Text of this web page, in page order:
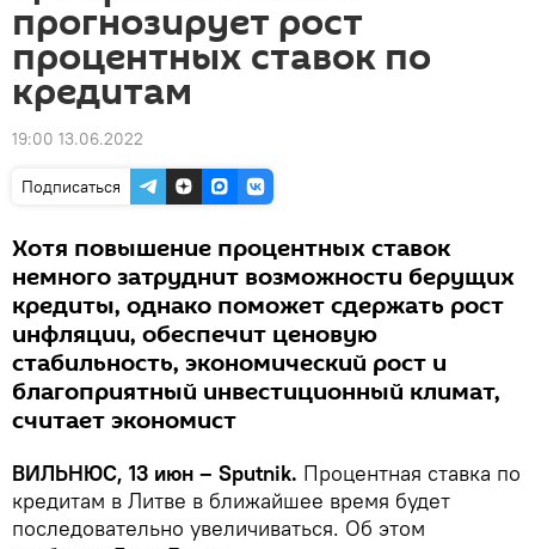
прогнозирует рост
процентных ставок по
кредитам
19:00 13.06.2022
Подписаться
Хотя повышение процентных ставок
немного затруднит возможности берущих
кредиты, однако поможет сдержать рост
инфляции, обеспечит ценовую
стабильность, экономический рост и
благоприятный инвестиционный климат,
считает экономист
ВИЛЬНЮС, 13 июн – Sputnik. Процентная ставка по
кредитам в Литве в ближайшее время будет
последовательно увеличиваться. Об этом